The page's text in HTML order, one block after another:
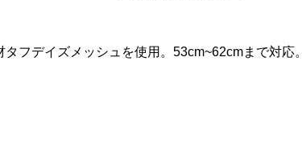
フデイズメッシュを使用。53cm~62cmまで対応。